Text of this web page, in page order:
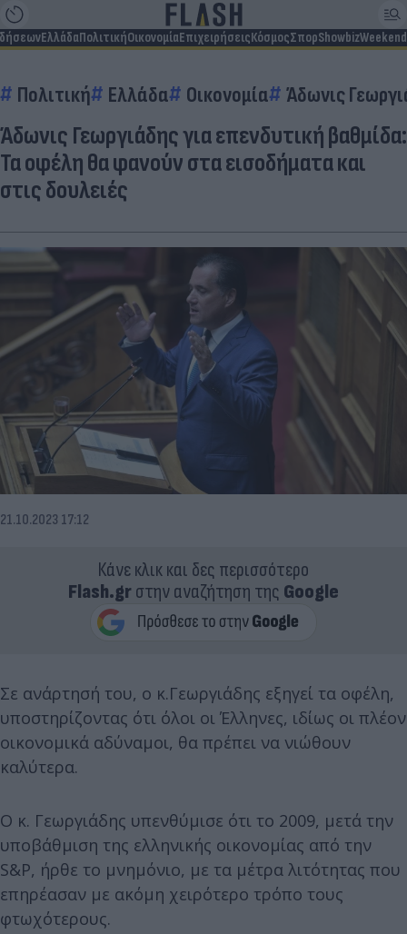
ΕλλάδαΠολιτικήΟικονομίαΕπιχειρήσειςΚόσμοςΣπορShowbizWeekend
Πολιτική Ελλάδα Οικονομία Άδωνις
Άδωνις Γεωργιάδης για επενδυτική βαθμίδα:
Τα οφέλη θα φανούν στα εισοδήματα και
στις δουλειές
21.10.2023 17:12
Κάνε κλικ και δες περισσότερο
Flash.grστην αναζήτηση της Google
Σε ανάρτησή του, ο κ.Γεωργιάδης εξηγεί τα οφέλη,
υποστηρίζοντας ότι όλοι οι Έλληνες, ιδίως οι πλέον
οικονομικά αδύναμοι, θα πρέπει να νιώθουν
καλύτερα.
Ο κ. Γεωργιάδης υπενθύμισε ότι το 2009, μετά την
υποβάθμιση της ελληνικής οικονομίας από την
S&P, ήρθε το μνημόνιο, με τα μέτρα λιτότητας που
επηρέασαν με ακόμη χειρότερο τρόπο τους
φτωχότερους.